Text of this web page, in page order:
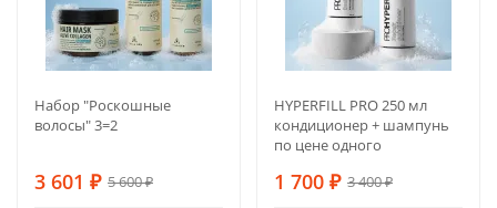
Набор "Роскошные
волосы" 3=2
3 601 ₽ 5 600₽
HYPERFILL PRO 250 мл
кондиционер + шампунь
по цене одного
1 700 ₽ 3 400₽